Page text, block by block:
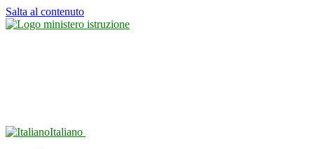
Salta al contenuto
Italiano